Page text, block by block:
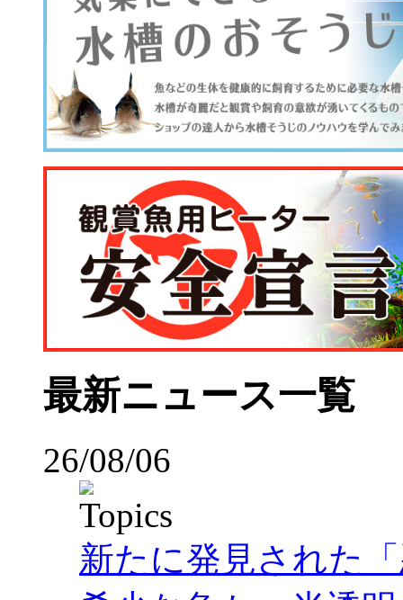
最新ニュース一覧
26/08/06
新たに発見された